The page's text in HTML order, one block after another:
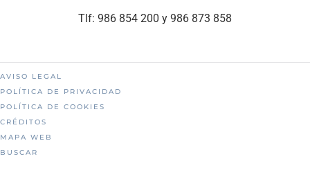
Tlf: 986 854 200 y 986 873 858
AVISO LEGAL
POLÍTICA DE PRIVACIDAD
POLÍTICA DE COOKIES
CRÉDITOS
MAPA WEB
BUSCAR